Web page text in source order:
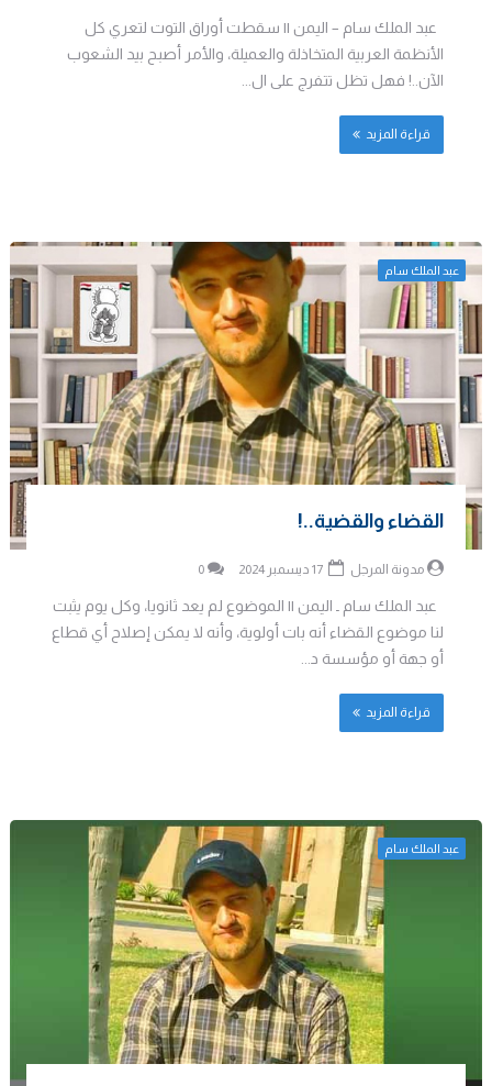
عبد الملك سام – اليمن || سقطت أوراق التوت لتعري كل
الأنظمة العربية المتخاذلة والعميلة، والأمر أصبح بيد الشعوب
الآن..! فهل تظل تتفرج على ال...
قراءة المزيد
عبد الملك سام
القضاء والقضية..!
مدونة المرجل 0
عبد الملك سام ـ اليمن || الموضوع لم يعد ثانويا، وكل يوم يثبت
لنا موضوع القضاء أنه بات أولوية، وأنه لا يمكن إصلاح أي قطاع
أو جهة أو مؤسسة د...
قراءة المزيد
عبد الملك سام